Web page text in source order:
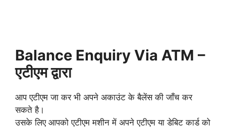
Balance Enquiry Via ATM –
एटीएम द्वारा
आप एटीएम जा कर भी अपने अकाउंट के बैलेंस की जाँच कर
सकते है।
उसके लिए आपको एटीएम मशीन में अपने एटीएम या डेबिट कार्ड को